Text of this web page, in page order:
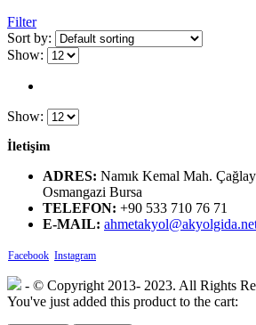
Filter
Sort by:
Show:
Show:
İletişim
ADRES: Namık Kemal Mah.
Osmangazi Bursa
TELEFON: +90 533 710 76 71
E-MAIL:
Facebook Instagram
- © Copyright 2013- 2023. All Rights
You've just added this product to the cart: